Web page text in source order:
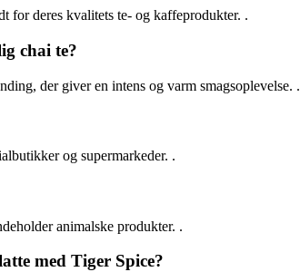
for deres kvalitets te- og kaffeprodukter. .
chai te?
der giver en intens og varm smagsoplevelse. .
og supermarkeder. .
animalske produkter. .
med Tiger Spice?